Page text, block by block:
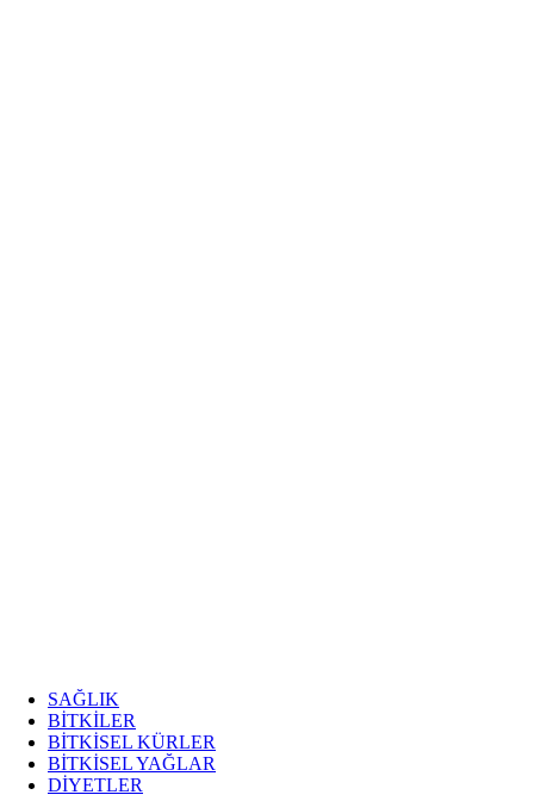
SAĞLIK
BİTKİLER
BİTKİSEL KÜRLER
BİTKİSEL YAĞLAR
DİYETLER